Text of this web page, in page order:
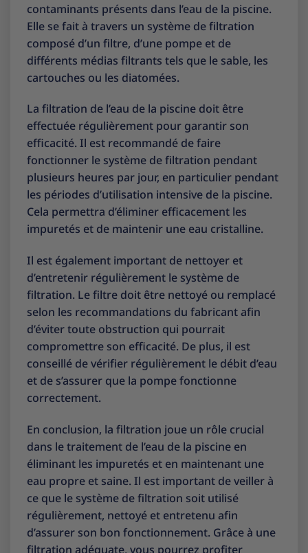
contaminants présents dans l’eau de la piscine.
Elle se fait à travers un système de filtration
composé d’un filtre, d’une pompe et de
différents médias filtrants tels que le sable, les
cartouches ou les diatomées.
La filtration de l’eau de la piscine doit être
effectuée régulièrement pour garantir son
efficacité. Il est recommandé de faire
fonctionner le système de filtration pendant
plusieurs heures par jour, en particulier pendant
les périodes d’utilisation intensive de la piscine.
Cela permettra d’éliminer efficacement les
impuretés et de maintenir une eau cristalline.
Il est également important de nettoyer et
d’entretenir régulièrement le système de
filtration. Le filtre doit être nettoyé ou remplacé
selon les recommandations du fabricant afin
d’éviter toute obstruction qui pourrait
compromettre son efficacité. De plus, il est
conseillé de vérifier régulièrement le débit d’eau
et de s’assurer que la pompe fonctionne
correctement.
En conclusion, la filtration joue un rôle crucial
dans le traitement de l’eau de la piscine en
éliminant les impuretés et en maintenant une
eau propre et saine. Il est important de veiller à
ce que le système de filtration soit utilisé
régulièrement, nettoyé et entretenu afin
d’assurer son bon fonctionnement. Grâce à une
filtration adéquate, vous pourrez profiter